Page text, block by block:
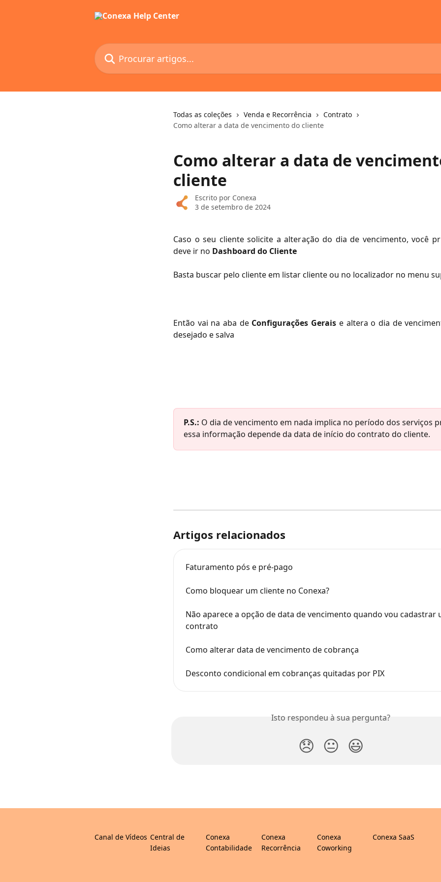
Procurar artigos...
Todas as coleções Venda e Recorrência
Contrato
Como alterar a data de vencimento do cliente
Como alterar a data de
cliente
Escrito por Conexa
3 de setembro de 2024
Caso o seu cliente solicite a alteração do dia de vencimento, você
deve ir no Dashboard do Cliente
Basta buscar pelo cliente em listar cliente ou no localizador no menu
Então vai na aba de Configurações Gerais e altera o dia de
desejado e salva
P.S.: O dia de vencimento em nada implica no período dos serviços
essa informação depende da data de início do contrato do cliente.
Artigos relacionados
Faturamento pós e pré-pago
Como bloquear um cliente no Conexa?
Não aparece a opção de data de vencimento quando vou cadastrar
contrato
Como alterar data de vencimento de cobrança
Desconto condicional em cobranças quitadas por PIX
Isto respondeu à sua pergunta?
😞 😐 😃
Canal de Vídeos Central de
Ideias
Conexa
Contabilidade
Conexa
Recorrência
Conexa
Coworking
Conexa SaaS